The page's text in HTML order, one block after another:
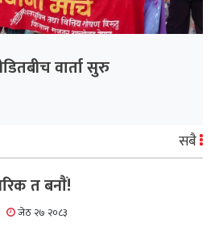
वार्ता सुरु
सबै
त बनाैं!
जेठ २७ २०८३